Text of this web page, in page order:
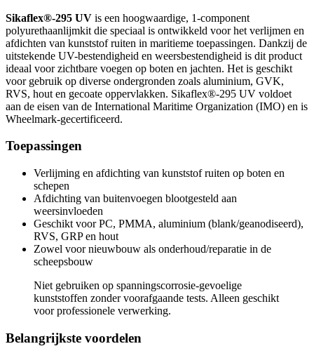
Sikaflex®-295 UV is een hoogwaardige, 1-component
polyurethaanlijmkit die speciaal is ontwikkeld voor het verlijmen en
afdichten van kunststof ruiten in maritieme toepassingen. Dankzij de
uitstekende UV-bestendigheid en weersbestendigheid is dit product
ideaal voor zichtbare voegen op boten en jachten. Het is geschikt
voor gebruik op diverse ondergronden zoals aluminium, GVK,
RVS, hout en gecoate oppervlakken. Sikaflex®-295 UV voldoet
aan de eisen van de International Maritime Organization (IMO) en is
Wheelmark-gecertificeerd.
Toepassingen
Verlijming en afdichting van kunststof ruiten op boten en
schepen
Afdichting van buitenvoegen blootgesteld aan
weersinvloeden
Geschikt voor PC, PMMA, aluminium (blank/geanodiseerd),
RVS, GRP en hout
Zowel voor nieuwbouw als onderhoud/reparatie in de
scheepsbouw
Niet gebruiken op spanningscorrosie-gevoelige
kunststoffen zonder voorafgaande tests. Alleen geschikt
voor professionele verwerking.
Belangrijkste voordelen